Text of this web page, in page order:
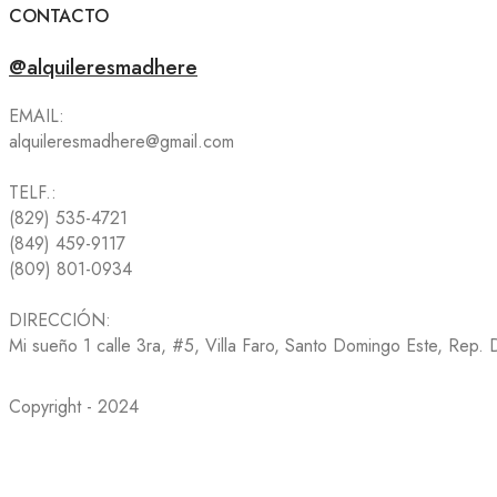
CONTACTO
@alquileresmadhere
EMAIL:
alquileresmadhere@gmail.com
TELF.:
(829) 535-4721
(849) 459-9117
(809) 801-0934
DIRECCIÓN:
Mi sueño 1 calle 3ra, #5, Villa Faro, Santo Domingo Este, Rep.
Copyright - 2024